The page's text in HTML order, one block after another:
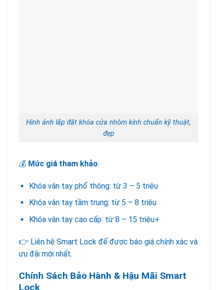
Hình ảnh lắp đặt khóa cửa nhôm kính chuẩn kỹ thuật,
đẹp
💰 Mức giá tham khảo:
Khóa vân tay phổ thông: từ 3 – 5 triệu
Khóa vân tay tầm trung: từ 5 – 8 triệu
Khóa vân tay cao cấp: từ 8 – 15 triệu+
👉 Liên hệ Smart Lock để được báo giá chính xác và
ưu đãi mới nhất.
Chính Sách Bảo Hành & Hậu Mãi Smart
Lock